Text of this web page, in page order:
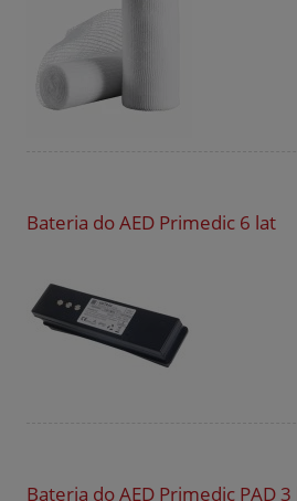
Bateria do AED Primedic 6 lat
Bateria do AED Primedic PAD 3